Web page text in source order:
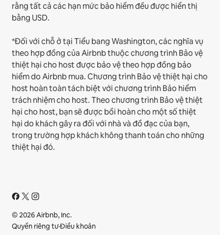
rằng tất cả các hạn mức bảo hiểm đều được hiển thị
bằng USD.
*Đối với chỗ ở tại Tiểu bang Washington, các nghĩa vụ
theo hợp đồng của Airbnb thuộc chương trình Bảo vệ
thiệt hại cho host được bảo vệ theo hợp đồng bảo
hiểm do Airbnb mua. Chương trình Bảo vệ thiệt hại cho
host hoàn toàn tách biệt với chương trình Bảo hiểm
trách nhiệm cho host. Theo chương trình Bảo vệ thiệt
hại cho host, bạn sẽ được bồi hoàn cho một số thiệt
hại do khách gây ra đối với nhà và đồ đạc của bạn,
trong trường hợp khách không thanh toán cho những
thiệt hại đó.
© 2026 Airbnb, Inc.
Quyền riêng tư·Điều khoản